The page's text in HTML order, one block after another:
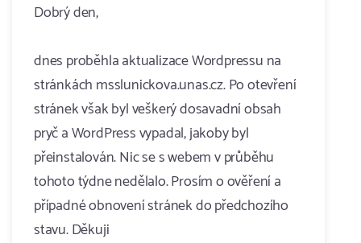
Dobrý den,
dnes proběhla aktualizace Wordpressu na
stránkách msslunickova.unas.cz. Po otevření
stránek však byl veškerý dosavadní obsah
pryč a WordPress vypadal, jakoby byl
přeinstalován. Nic se s webem v průběhu
tohoto týdne nedělalo. Prosím o ověření a
případné obnovení stránek do předchozího
stavu. Děkuji